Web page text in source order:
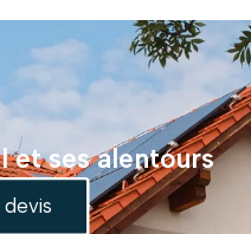
et ses alentours